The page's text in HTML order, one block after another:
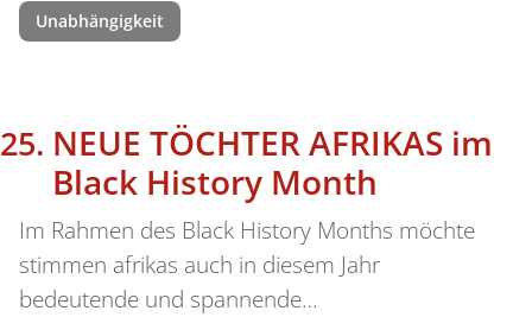
Unabhängigkeit
NEUE TÖCHTER AFRIKAS im
Black History Month
Im Rahmen des Black History Months möchte
stimmen afrikas auch in diesem Jahr
bedeutende und spannende…